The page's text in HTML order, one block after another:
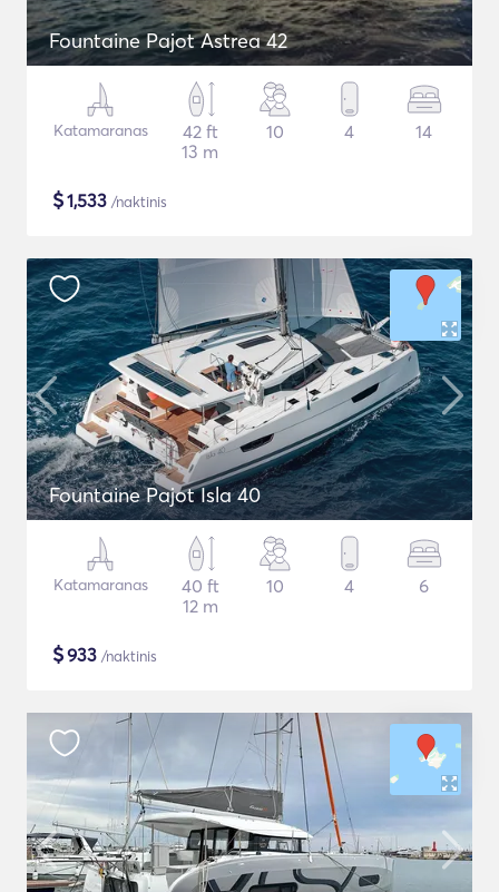
Fountaine Pajot Astrea 42
Katamaranas
42 ft
13 m
10 4 14
$1,533 /naktinis
Fountaine Pajot Isla 40
Katamaranas
40 ft
12 m
10 4 6
$933 /naktinis